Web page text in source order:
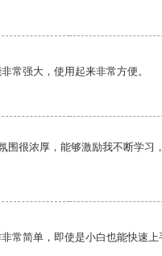
常强大，使用起来非常方便。
围很浓厚，能够激励我不断学习
常简单，即使是小白也能快速上